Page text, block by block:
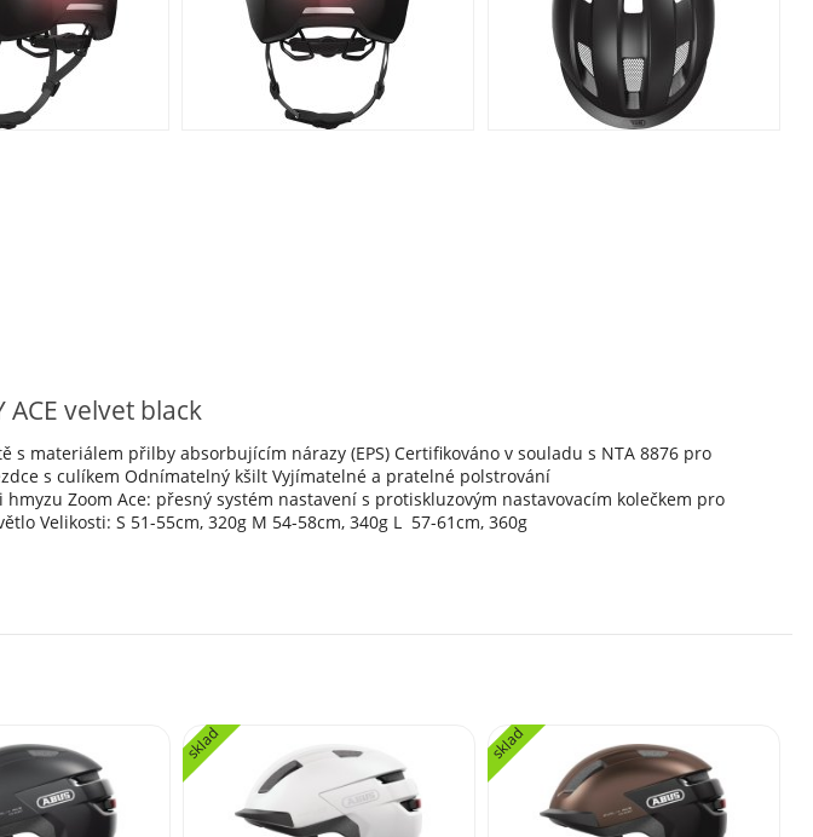
velvet black
materiálem přilby absorbujícím nárazy (EPS) Certifikováno v souladu s NTA 8876 pro
s culíkem Odnímatelný kšilt Vyjímatelné a pratelné polstrování
Zoom Ace: přesný systém nastavení s protiskluzovým nastavovacím kolečkem pro
Velikosti: S 51-55cm, 320g M 54-58cm, 340g L 57-61cm, 360g
sklad sklad